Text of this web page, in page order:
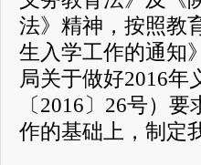
法》精神，按照教
生入学工作的通知
局关于做好2016年
〔2016〕26号）
作的基础上，制定